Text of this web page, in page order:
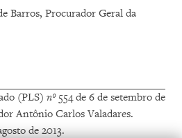
Barros, Procurador Geral da
(PLS) nº554 de 6 de setembro de
Antônio Carlos Valadares.
de 2013.